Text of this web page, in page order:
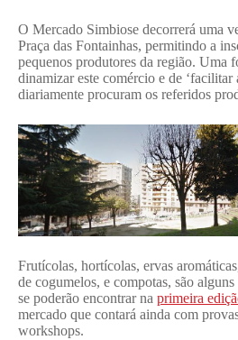
O Mercado Simbiose decorrerá uma
Praça das Fontainhas, permitindo a
pequenos produtores da região. Uma
dinamizar este comércio e de ‘facilitar
diariamente procuram os referidos
Frutícolas, hortícolas, ervas
de cogumelos, e compotas, são
se poderão encontrar na primeira
mercado que contará ainda com
workshops.